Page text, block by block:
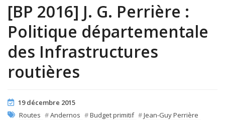
[BP 2016] J. G. Perrière :
Politique départementale
des Infrastructures
routières
19 décembre 2015
Routes #Andernos #Budget primitif #Jean-Guy Perrière